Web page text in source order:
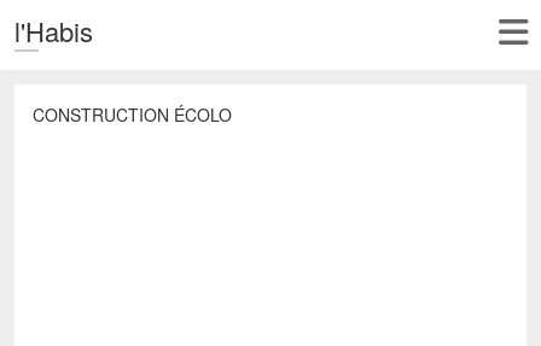
l'Habis
CONSTRUCTION ÉCOLO